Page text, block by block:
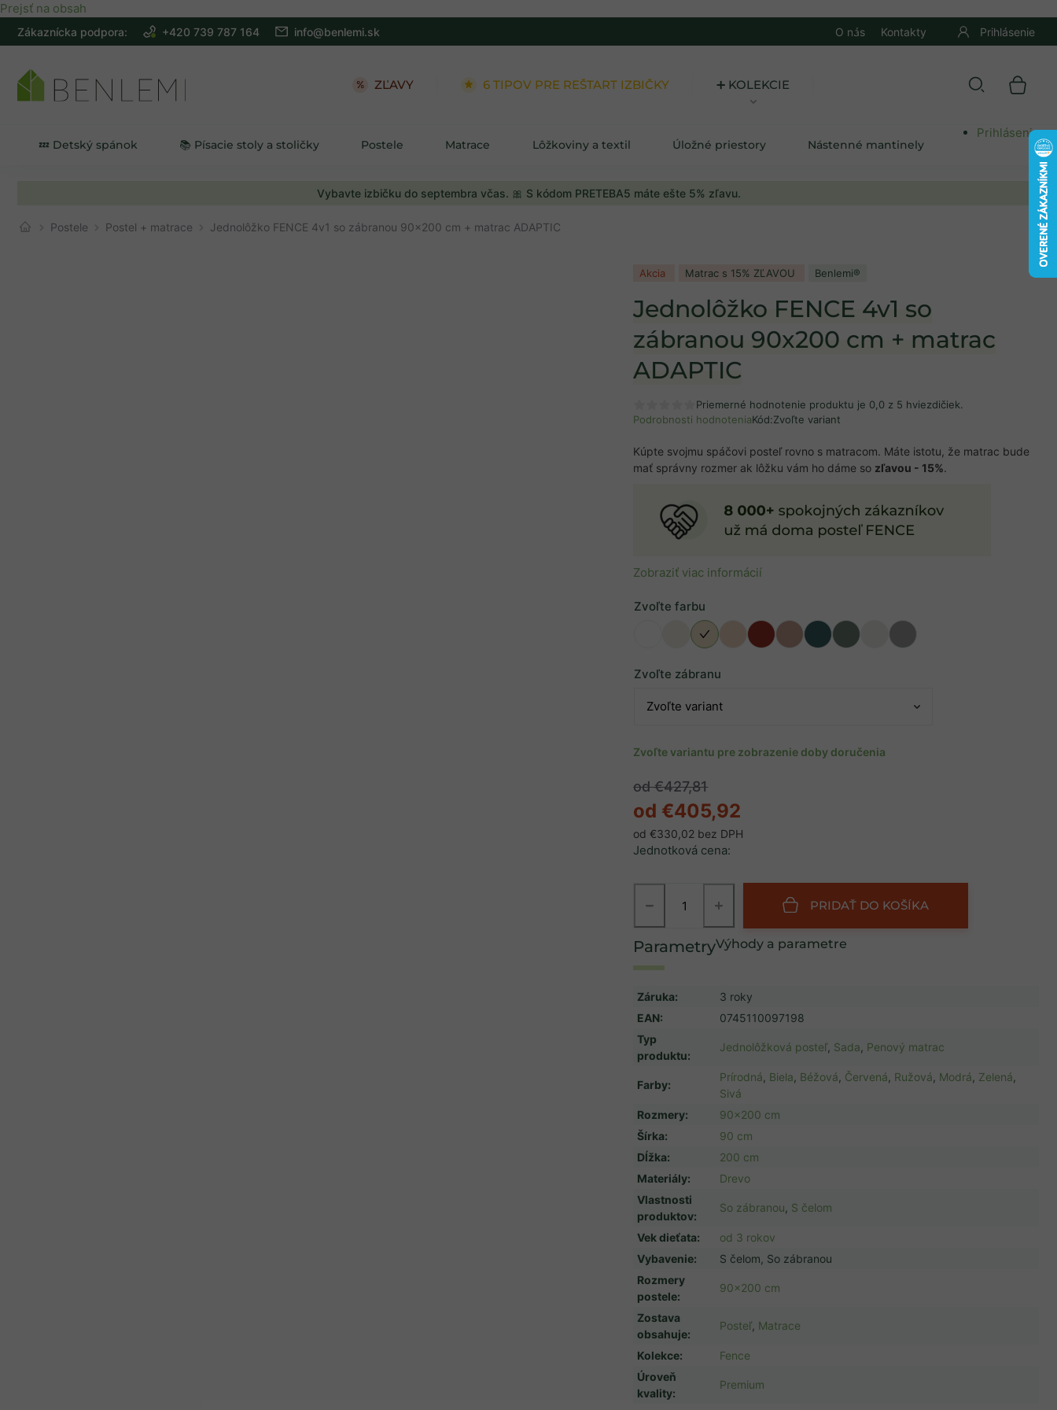
Prejsť na obsah
Vybavte izbičku do septembra včas. 🎀 S kódom PRETEBA5 máte ešte 5% zľavu.
Zákaznícka podpora: +420 739 787 164 info@benlemi.sk O nás Kontakty Prihlásenie
ZĽAVY 6 TIPOV PRE REŠTART IZBIČKY ➕ KOLEKCIE
💤 Detský spánok 📚 Písacie stoly a stoličky Postele Matrace Lôžkoviny a textil Úložné priestory Nástenné mantinely
Prihlásenie
Postele Postel + matrace Jednolôžko FENCE 4v1 so zábranou 90x200 cm + matrac ADAPTIC
Akcia Matrac s 15% ZĽAVOU Benlemi®
Jednolôžko FENCE 4v1 so
zábranou 90x200 cm + matrac
ADAPTIC
Priemerné hodnotenie produktu je 0,0 z 5 hviezdičiek.
Podrobnosti hodnoteniaKód:Zvoľte variant
od €427,81
od €405,92
od €330,02 bez DPH
Jednotková cena:
Zvoľte variantu pre zobrazenie doby doručenia
Zvoľte farbu
Zvoľte zábranu
+
− PRIDAŤ DO KOŠÍKA
Výhody a parametre
Záruka:
3 roky
EAN:
0745110097198
Typ
produktu:
Jednolôžková posteľ Sada Penový matrac
Farby:
Prírodná Biela Béžová Červená Ružová Modrá Zelená
Sivá
Rozmery:
90x200 cm
Šírka:
90 cm
Dĺžka:
200 cm
Materiály:
Drevo
Vlastnosti
produktov:
So zábranou S čelom
Vek dieťata:
od 3 rokov
Vybavenie:
S čelom, So zábranou
Rozmery
postele:
90x200 cm
Zostava
obsahuje:
Posteľ Matrace
Kolekce:
Fence
Úroveň
kvality:
Premium
Kúpte svojmu spáčovi posteľ rovno s matracom. Máte istotu, že matrac bude
mať správny rozmer ak lôžku vám ho dáme so zľavou - 15%.
Zobraziť viac informácií